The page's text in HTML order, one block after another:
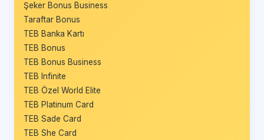
Şeker Bonus Business
Taraftar Bonus
TEB Banka Kartı
TEB Bonus
TEB Bonus Business
TEB Infinite
TEB Özel World Elite
TEB Platinum Card
TEB Sade Card
TEB She Card